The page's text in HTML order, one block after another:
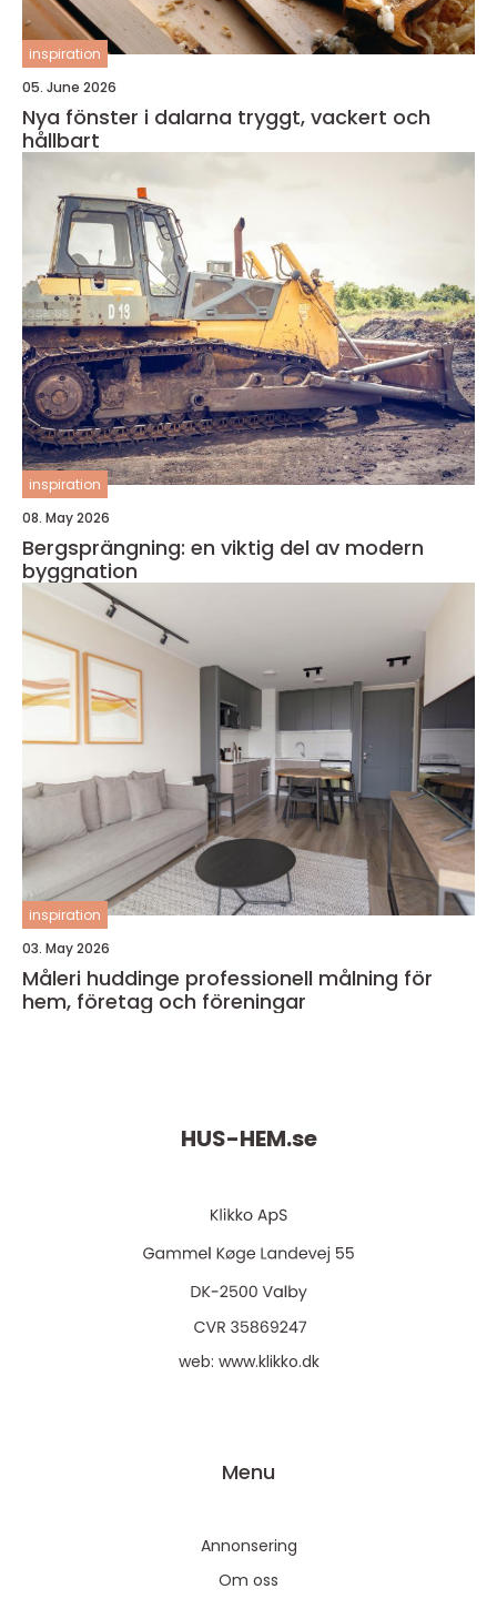
inspiration
05. June 2026
Nya fönster i dalarna tryggt, vackert och
hållbart
inspiration
08. May 2026
Bergsprängning: en viktig del av modern
byggnation
inspiration
03. May 2026
Måleri huddinge professionell målning för
hem, företag och föreningar
HUS-HEM.se
web: www.klikko.dk
Menu
Annonsering
Om oss